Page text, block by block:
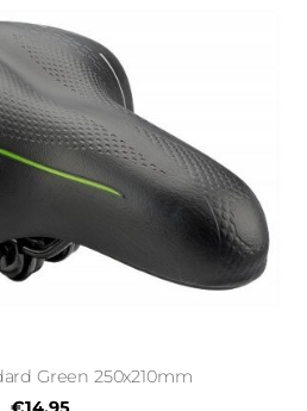
Green 250x210mm